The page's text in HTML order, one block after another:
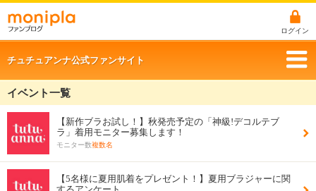
ログイン
チュチュアンナ公式ファンサイト
イベント一覧
【新作ブラお試し！】秋発売予定の「神級!デコルテブ
ラ」着用モニター募集します！
モニター数複数名
【5名様に夏用肌着をプレゼント！】夏用ブラジャーに関